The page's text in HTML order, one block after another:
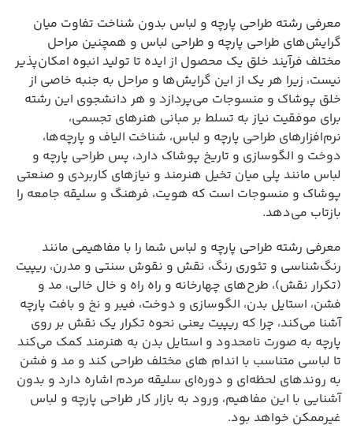
معرفی رشته طراحی پارچه و لباس بدون شناخت تفاوت میان
گرایش‌های طراحی پارچه و طراحی لباس و همچنین مراحل
مختلف فرآیند خلق یک محصول از ایده تا تولید انبوه امکان‌پذیر
نیست، زیرا هر یک از این گرایش‌ها و مراحل به جنبه خاصی از
خلق پوشاک و منسوجات می‌پردازد و هر دانشجوی این رشته
برای موفقیت نیاز به تسلط بر مبانی هنرهای تجسمی،
نرم‌افزارهای طراحی پارچه و لباس، شناخت الیاف و پارچه‌ها،
دوخت و الگوسازی و تاریخ پوشاک دارد، پس طراحی پارچه و
لباس مانند پلی میان تخیل هنرمند و نیازهای کاربردی و صنعتی
پوشاک و منسوجات است که هویت، فرهنگ و سلیقه جامعه را
بازتاب می‌دهد.
معرفی رشته طراحی پارچه و لباس شما را با مفاهیمی مانند
رنگ‌شناسی و تئوری رنگ، نقش و نقوش سنتی و مدرن، ریپیت
(تکرار نقش)، طرح‌های چهارخانه و راه راه و خال خالی، مد و
فشن، استایل بدن، الگوسازی و دوخت، فیبر و نخ و بافت پارچه
آشنا می‌کند، چرا که ریپیت یعنی نحوه تکرار یک نقش بر روی
پارچه به صورت نامحدود و استایل بدن به هنرمند کمک می‌کند
تا لباسی متناسب با اندام های مختلف طراحی کند و مد و فشن
به روندهای لحظه‌ای و دوره‌ای سلیقه مردم اشاره دارد و بدون
آشنایی با این مفاهیم، ورود به بازار کار طراحی پارچه و لباس
غیرممکن خواهد بود.